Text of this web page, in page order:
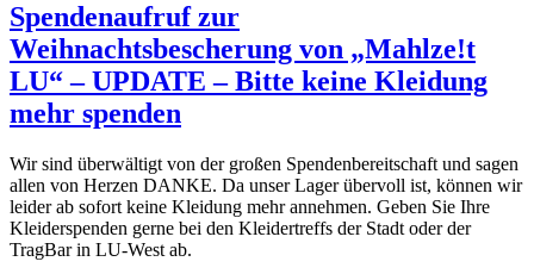
Spendenaufruf zur
Weihnachtsbescherung von „Mahlze!t
LU“ – UPDATE – Bitte keine Kleidung
mehr spenden
Wir sind überwältigt von der großen Spendenbereitschaft und sagen
allen von Herzen DANKE. Da unser Lager übervoll ist, können wir
leider ab sofort keine Kleidung mehr annehmen. Geben Sie Ihre
Kleiderspenden gerne bei den Kleidertreffs der Stadt oder der
TragBar in LU-West ab.